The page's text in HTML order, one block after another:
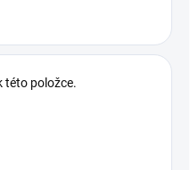
této položce.